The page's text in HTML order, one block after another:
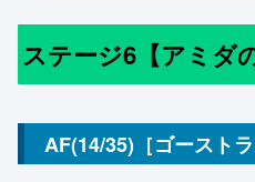
ステージ6【アミダ
AF(14/35)［ゴースト